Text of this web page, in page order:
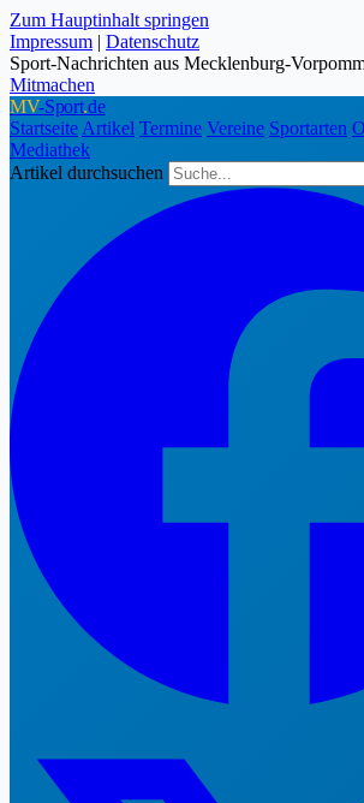
Zum Hauptinhalt springen
Impressum | Datenschutz
Sport-Nachrichten aus Mecklenburg-
Mitmachen
MV-Sport.de
Startseite Artikel Termine Vereine Sportarten
Mediathek
Artikel durchsuchen